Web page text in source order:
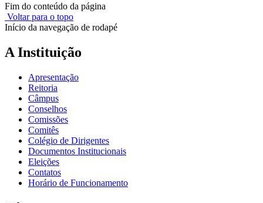
Fim do conteúdo da página
Voltar para o topo
Início da navegação de rodapé
A Instituição
Apresentação
Reitoria
Câmpus
Conselhos
Comissões
Comitês
Colégio de Dirigentes
Documentos Institucionais
Eleições
Contatos
Horário de Funcionamento